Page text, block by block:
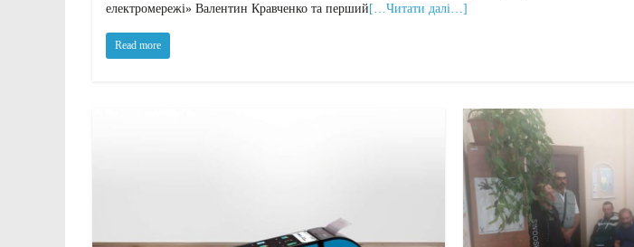
електромережі» Валентин Кравченко та перший […Читати далі…]
Read more